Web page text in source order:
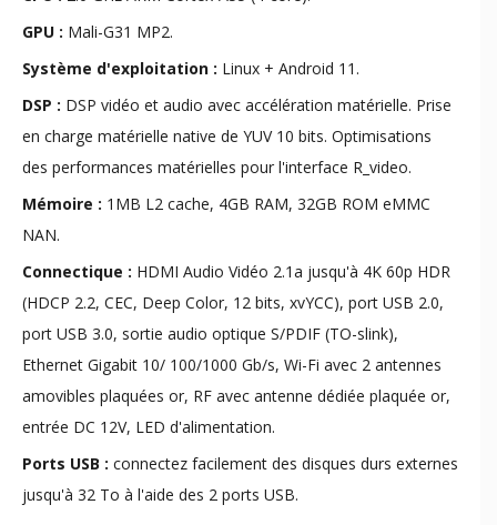
GPU : Mali-G31 MP2.
Système d'exploitation : Linux + Android 11.
DSP : DSP vidéo et audio avec accélération matérielle. Prise
en charge matérielle native de YUV 10 bits. Optimisations
des performances matérielles pour l'interface R_video.
Mémoire : 1MB L2 cache, 4GB RAM, 32GB ROM eMMC
NAN.
Connectique : HDMI Audio Vidéo 2.1a jusqu'à 4K 60p HDR
(HDCP 2.2, CEC, Deep Color, 12 bits, xvYCC), port USB 2.0,
port USB 3.0, sortie audio optique S/PDIF (TO-slink),
Ethernet Gigabit 10/ 100/1000 Gb/s, Wi-Fi avec 2 antennes
amovibles plaquées or, RF avec antenne dédiée plaquée or,
entrée DC 12V, LED d'alimentation.
Ports USB : connectez facilement des disques durs externes
jusqu'à 32 To à l'aide des 2 ports USB.